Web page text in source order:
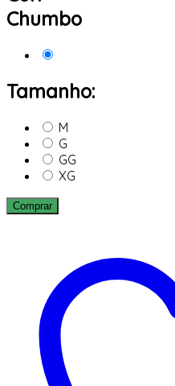
Chumbo
Tamanho:
M
G
GG
XG
Comprar